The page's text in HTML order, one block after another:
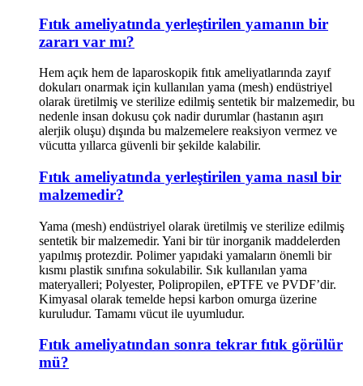
Fıtık ameliyatında yerleştirilen yamanın bir
zararı var mı?
Hem açık hem de laparoskopik fıtık ameliyatlarında zayıf
dokuları onarmak için kullanılan yama (mesh) endüstriyel
olarak üretilmiş ve sterilize edilmiş sentetik bir malzemedir, bu
nedenle insan dokusu çok nadir durumlar (hastanın aşırı
alerjik oluşu) dışında bu malzemelere reaksiyon vermez ve
vücutta yıllarca güvenli bir şekilde kalabilir.
Fıtık ameliyatında yerleştirilen yama nasıl bir
malzemedir?
Yama (mesh) endüstriyel olarak üretilmiş ve sterilize edilmiş
sentetik bir malzemedir. Yani bir tür inorganik maddelerden
yapılmış protezdir. Polimer yapıdaki yamaların önemli bir
kısmı plastik sınıfına sokulabilir. Sık kullanılan yama
materyalleri; Polyester, Polipropilen, ePTFE ve PVDF’dir.
Kimyasal olarak temelde hepsi karbon omurga üzerine
kuruludur. Tamamı vücut ile uyumludur.
Fıtık ameliyatından sonra tekrar fıtık görülür
mü?